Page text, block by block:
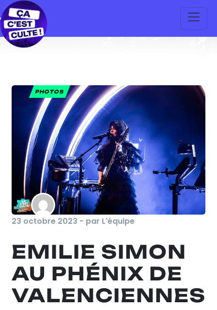
PHOTOS
23 octobre 2023 - par L'équipe
EMILIE SIMON
AU PHÉNIX DE
VALENCIENNES